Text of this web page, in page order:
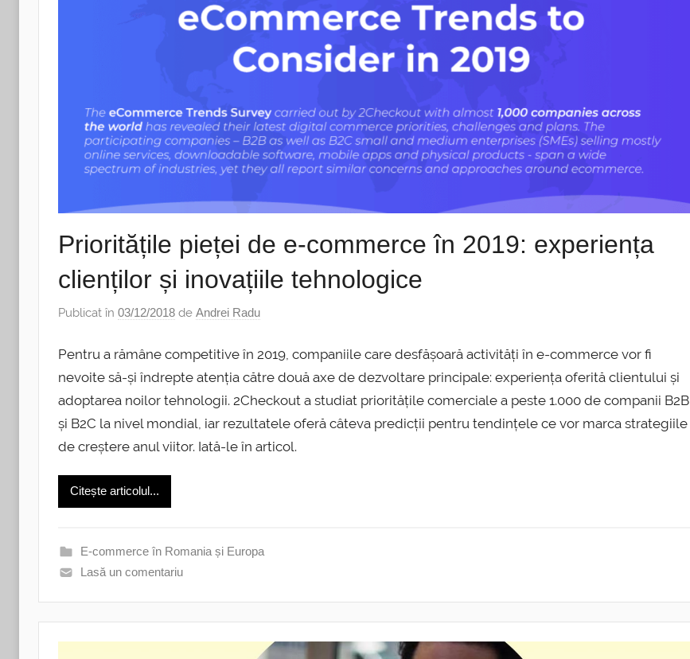
Prioritățile pieței de e-commerce în 2019: experiența
clienților și inovațiile tehnologice
Publicat în 03/12/2018 de Andrei Radu
Pentru a rămâne competitive în 2019, companiile care desfășoară activități în e-commerce vor fi
nevoite să-și îndrepte atenția către două axe de dezvoltare principale: experiența oferită clientului și
adoptarea noilor tehnologii. 2Checkout a studiat prioritățile comerciale a peste 1.000 de companii B2B
și B2C la nivel mondial, iar rezultatele oferă câteva predicții pentru tendințele ce vor marca strategiile
de creștere anul viitor. Iată-le în articol.
Citește articolul...
E-commerce în Romania și Europa
Lasă un comentariu